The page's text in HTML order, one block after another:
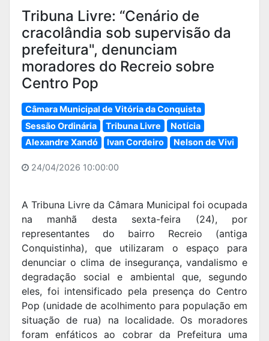
Tribuna Livre: “Cenário de
cracolândia sob supervisão da
prefeitura", denunciam
moradores do Recreio sobre
Centro Pop
Câmara Municipal de Vitória da Conquista
Sessão Ordinária
Tribuna Livre
Notícia
Alexandre Xandó
Ivan Cordeiro Nelson de Vivi
24/04/2026 10:00:00
A Tribuna Livre da Câmara Municipal foi ocupada
na manhã desta sexta-feira (24), por
representantes do bairro Recreio (antiga
Conquistinha), que utilizaram o espaço para
denunciar o clima de insegurança, vandalismo e
degradação social e ambiental que, segundo
eles, foi intensificado pela presença do Centro
Pop (unidade de acolhimento para população em
situação de rua) na localidade. Os moradores
foram enfáticos ao cobrar da Prefeitura uma